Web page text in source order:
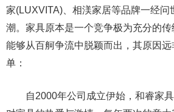
家(LUXVITA)、相渼家居等品牌一经问
潮。家具原本是一个竞争极为充分的
能够从百舸争流中脱颖而出，其原因
单：
自2000年公司成立伊始，和睿家具